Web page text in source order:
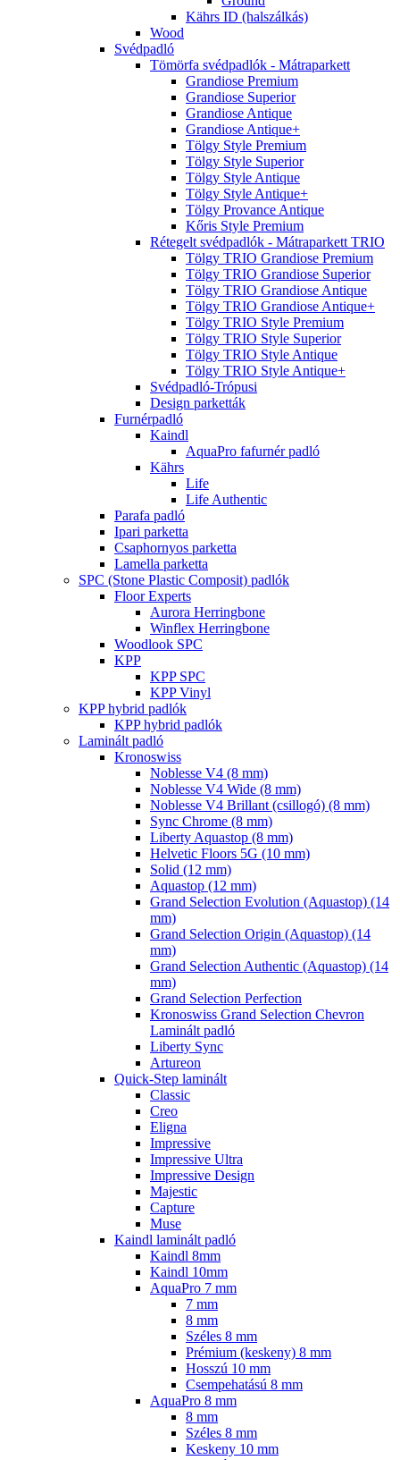
Kährs ID (halszálkás)
Wood
Svédpadló
Tömörfa svédpadlók - Mátraparkett
Grandiose Premium
Grandiose Superior
Grandiose Antique
Grandiose Antique+
Tölgy Style Premium
Tölgy Style Superior
Tölgy Style Antique
Tölgy Style Antique+
Tölgy Provance Antique
Kőris Style Premium
Rétegelt svédpadlók - Mátraparkett TRIO
Tölgy TRIO Grandiose Premium
Tölgy TRIO Grandiose Superior
Tölgy TRIO Grandiose Antique
Tölgy TRIO Grandiose Antique+
Tölgy TRIO Style Premium
Tölgy TRIO Style Superior
Tölgy TRIO Style Antique
Tölgy TRIO Style Antique+
Svédpadló-Trópusi
Design parketták
Furnérpadló
Kaindl
AquaPro fafurnér padló
Kährs
Life
Life Authentic
Parafa padló
Ipari parketta
Csaphornyos parketta
Lamella parketta
SPC (Stone Plastic Composit) padlók
Floor Experts
Aurora Herringbone
Winflex Herringbone
Woodlook SPC
KPP
KPP SPC
KPP Vinyl
KPP hybrid padlók
KPP hybrid padlók
Laminált padló
Kronoswiss
Noblesse V4 (8 mm)
Noblesse V4 Wide (8 mm)
Noblesse V4 Brillant (csillogó) (8 mm)
Sync Chrome (8 mm)
Liberty Aquastop (8 mm)
Helvetic Floors 5G (10 mm)
Solid (12 mm)
Aquastop (12 mm)
Grand Selection Evolution (Aquastop) (14
mm)
Grand Selection Origin (Aquastop) (14
mm)
Grand Selection Authentic (Aquastop) (14
mm)
Grand Selection Perfection
Kronoswiss Grand Selection Chevron
Laminált padló
Liberty Sync
Artureon
Quick-Step laminált
Classic
Creo
Eligna
Impressive
Impressive Ultra
Impressive Design
Majestic
Capture
Muse
Kaindl laminált padló
Kaindl 8mm
Kaindl 10mm
AquaPro 7 mm
7 mm
8 mm
Széles 8 mm
Prémium (keskeny) 8 mm
Hosszú 10 mm
Csempehatású 8 mm
AquaPro 8 mm
8 mm
Széles 8 mm
Keskeny 10 mm